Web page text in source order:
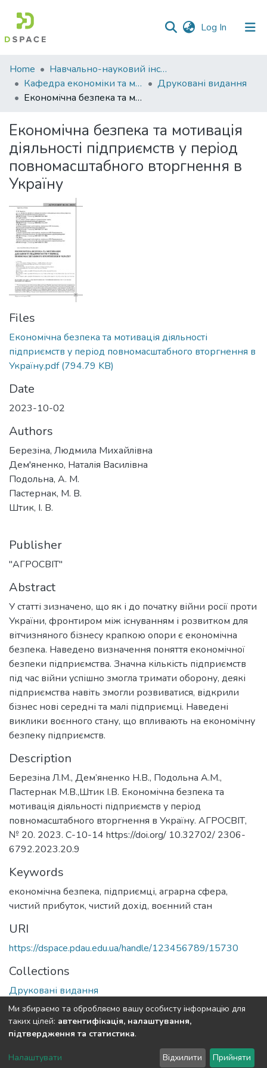
Log In (current)
Communities
&
Collections
Statistics
Home
Навчально-науковий інститут економіки, управління, права та інформаційних технологій
Кафедра економіки та міжнародних економічних відносин
Друковані видання
Економічна безпека та мотивація діяльності підприємств у період повномасштабного вторгнення в Україну
Економічна безпека та мотивація
діяльності підприємств у період
повномасштабного вторгнення в
Україну
Files
Економічна безпека та мотивація діяльності
підприємств у період повномасштабного вторгнення в
Україну.pdf(794.79 KB)
Date
2023-10-02
Authors
Березіна, Людмила Михайлівна
Дем'яненко, Наталія Василівна
Подольна, А. М.
Пастернак, М. В.
Штик, І. В.
Publisher
"АГРОСВІТ"
Abstract
У статті зизначено, що як і до початку війни росії проти
України, фронтиром між існуванням і розвитком для
вітчизняного бізнесу крапкою опори є економічна
безпека. Наведено визначення поняття економічної
безпеки підприємства. Значна кількість підприємств
під час війни успішно змогла тримати оборону, деякі
підприємства навіть змогли розвиватися, відкрили
бізнес нові середні та малі підприємці. Наведені
виклики воєнного стану, що впливають на економічну
безпеку підприємств.
Description
Березіна Л.М., Дем’яненко Н.В., Подольна А.М.,
Пастернак М.В.,Штик І.В. Економічна безпека та
мотивація діяльності підприємств у період
повномасштабного вторгнення в Україну. АГРОСВІТ,
№ 20. 2023. С-10-14 https://doi.org/ 10.32702/ 2306-
6792.2023.20.9
Keywords
економічна безпека, підприємці, аграрна сфера,
чистий прибуток, чистий дохід, воєнний стан
URI
https://dspace.pdau.edu.ua/handle/123456789/15730
Collections
Друковані видання
Full item page
DSpace software copyright © 2002-2026 LYRASIS
Ми збираємо та обробляємо вашу особисту інформацію для
таких цілей: автентифікація, налаштування,
підтвердження та статистика.
Налаштувати Відхилити Прийняти